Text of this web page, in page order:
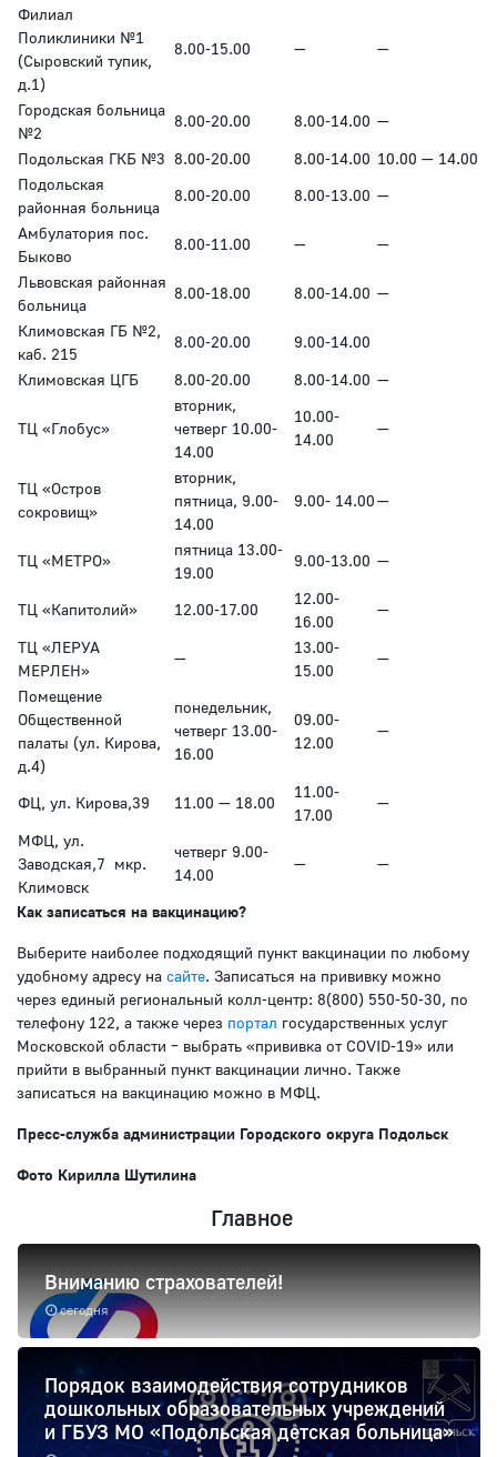
Филиал
Поликлиники №1
(Сыровский тупик,
д.1)
8.00-15.00 — —
Городская больница
№2
8.00-20.00 8.00-14.00 —
Подольская ГКБ №3 8.00-20.00 8.00-14.00 10.00 — 14.00
Подольская
районная больница
8.00-20.00 8.00-13.00 —
Амбулатория пос.
Быково
8.00-11.00 —
—
Львовская районная
больница
8.00-18.00 8.00-14.00 —
Климовская ГБ №2,
каб. 215
8.00-20.00
9.00-14.00
Климовская ЦГБ
8.00-20.00 8.00-14.00 —
ТЦ «Глобус»
вторник,
четверг 10.00-
14.00
10.00-
14.00
—
ТЦ «Остров
сокровищ»
вторник,
пятница, 9.00-
14.00
9.00- 14.00—
ТЦ «МЕТРО»
пятница 13.00-
19.00
9.00-13.00 —
ТЦ «Капитолий» 12.00-17.00
12.00-
16.00
—
ТЦ «ЛЕРУА
МЕРЛЕН»
—
13.00-
15.00
—
Помещение
Общественной
палаты (ул. Кирова,
д.4)
понедельник,
четверг 13.00-
16.00
09.00-
12.00
—
ФЦ, ул. Кирова,39 11.00 — 18.00
11.00-
17.00
—
МФЦ, ул.
Заводская,7 мкр.
Климовск
четверг 9.00-
14.00
— —
Как записаться на вакцинацию?
Выберите наиболее подходящий пункт вакцинации по любому
удобному адресу на сайте. Записаться на прививку можно
через единый региональный колл-центр: 8(800) 550-50-30, по
телефону 122, а также через портал государственных услуг
Московской области – выбрать «прививка от COVID-19» или
прийти в выбранный пункт вакцинации лично. Также
записаться на вакцинацию можно в МФЦ.
Пресс-служба администрации Городского округа Подольск
Фото Кирилла Шутилина
Главное
сегодня
Вниманию страхователей!
Порядок взаимодействия сотрудников
дошкольных образовательных учреждений
и ГБУЗ МО «Подольская детская больница»